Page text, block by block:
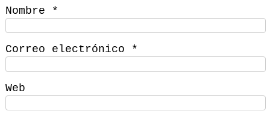
Nombre *
Correo electrónico *
Web